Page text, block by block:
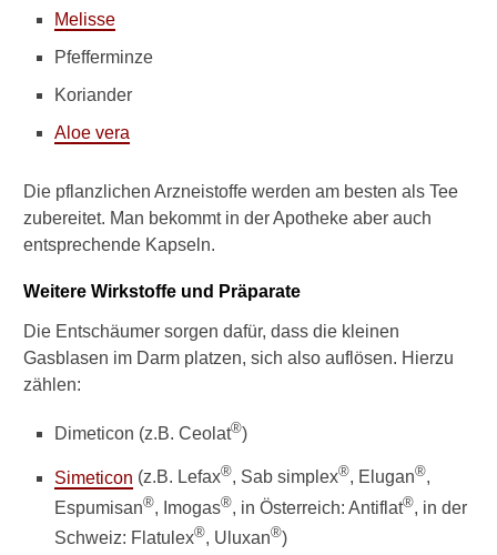
Melisse
Pfefferminze
Koriander
Aloe vera
Die pflanzlichen Arzneistoffe werden am besten als Tee
zubereitet. Man bekommt in der Apotheke aber auch
entsprechende Kapseln.
Weitere Wirkstoffe und Präparate
Die Entschäumer sorgen dafür, dass die kleinen
Gasblasen im Darm platzen, sich also auflösen. Hierzu
zählen:
Dimeticon (z.B. Ceolat®)
Simeticon (z.B. Lefax®, Sab simplex®, Elugan®,
Espumisan®, Imogas®, in Österreich: Antiflat®, in der
Schweiz: Flatulex®, Uluxan®)
h
u
n
e
o
e
r
a
e
n
D
a
m
B
e
s
c